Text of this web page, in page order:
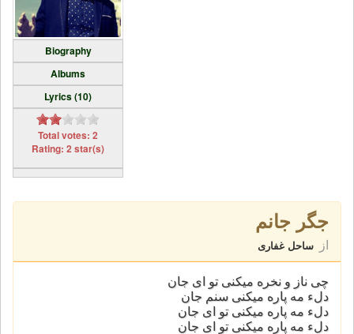
Biography
Albums
Lyrics (10)
Total votes: 2
Rating: 2 star(s)
جگر جانم
از ساحل غفاری
چى ناز و نخره ميكنى تو اى جان
دلء مه پاره ميكنى سنم جان
دلء مه پاره ميكنى تو اى جان
دلء مه پاره ميكنى تو اى جان